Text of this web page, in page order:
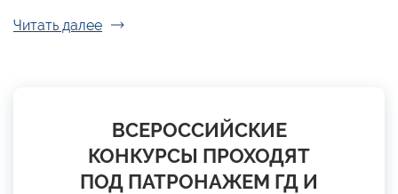
Читать далее
ВСЕРОССИЙСКИЕ
КОНКУРСЫ ПРОХОДЯТ
ПОД ПАТРОНАЖЕМ ГД И